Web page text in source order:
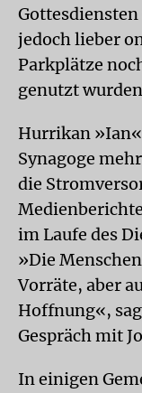
jedoch lieber
Parkplätze
genutzt
Hurrikan »Ian«
Synagoge
die
im Laufe des
»Die
Vorräte, aber
Hoffnung«,
Gespräch mit
In einigen